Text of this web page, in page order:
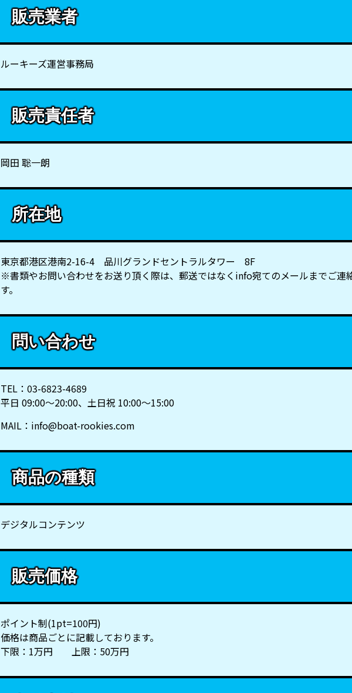
販売業者
ルーキーズ運営事務局
販売責任者
岡田 聡一朗
所在地
東京都港区港南2-16-4 品川グランドセントラルタワー 8F
※書類やお問い合わせをお送り頂く際は、郵送ではなくinfo宛てのメールまでご連
す。
問い合わせ
TEL：03-6823-4689
平日 09:00～20:00、土日祝 10:00～15:00
MAIL：info@boat-rookies.com
商品の種類
デジタルコンテンツ
販売価格
ポイント制(1pt=100円)
価格は商品ごとに記載しております。
下限：1万円 上限：50万円